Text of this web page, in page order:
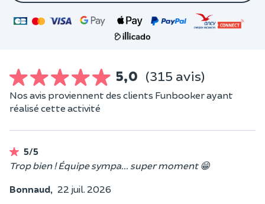
5,0 (315 avis)
Nos avis proviennent des clients Funbooker ayant
réalisé cette activité
5/5
Trop bien ! Équipe sympa... super moment 😁
Bonnaud, 22 juil. 2026